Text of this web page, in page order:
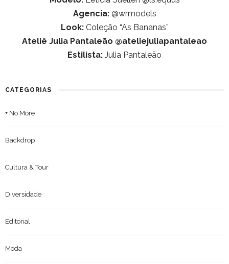
Agencia:@wrmodels
Look:Coleção “As Bananas”
Ateliê Julia Pantaleão @ateliejuliapantaleao
Estilista: Julia Pantaleão
CATEGORIAS
+ No More
Backdrop
Cultura & Tour
Diversidade
Editorial
Moda